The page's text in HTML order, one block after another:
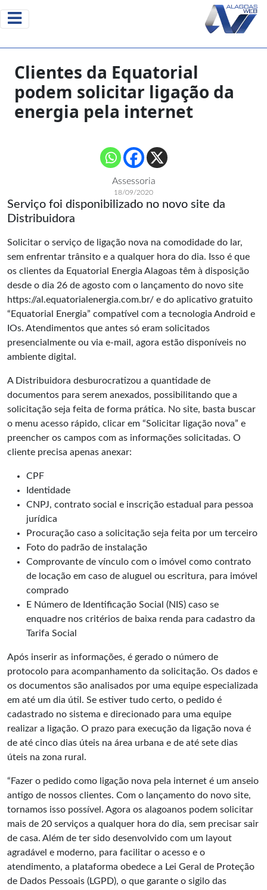
Clientes da Equatorial
podem solicitar ligação da
energia pela internet
Assessoria
18/09/2020
Serviço foi disponibilizado no novo site da
Distribuidora
Solicitar o serviço de ligação nova na comodidade do lar,
sem enfrentar trânsito e a qualquer hora do dia. Isso é que
os clientes da Equatorial Energia Alagoas têm à disposição
desde o dia 26 de agosto com o lançamento do novo site
https://al.equatorialenergia.com.br/ e do aplicativo gratuito
“Equatorial Energia” compatível com a tecnologia Android e
IOs. Atendimentos que antes só eram solicitados
presencialmente ou via e-mail, agora estão disponíveis no
ambiente digital.
A Distribuidora desburocratizou a quantidade de
documentos para serem anexados, possibilitando que a
solicitação seja feita de forma prática. No site, basta buscar
o menu acesso rápido, clicar em “Solicitar ligação nova” e
preencher os campos com as informações solicitadas. O
cliente precisa apenas anexar:
CPF
Identidade
CNPJ, contrato social e inscrição estadual para pessoa
jurídica
Procuração caso a solicitação seja feita por um terceiro
Foto do padrão de instalação
Comprovante de vínculo com o imóvel como contrato
de locação em caso de aluguel ou escritura, para imóvel
comprado
E Número de Identificação Social (NIS) caso se
enquadre nos critérios de baixa renda para cadastro da
Tarifa Social
Após inserir as informações, é gerado o número de
protocolo para acompanhamento da solicitação. Os dados e
os documentos são analisados por uma equipe especializada
em até um dia útil. Se estiver tudo certo, o pedido é
cadastrado no sistema e direcionado para uma equipe
realizar a ligação. O prazo para execução da ligação nova é
de até cinco dias úteis na área urbana e de até sete dias
úteis na zona rural.
“Fazer o pedido como ligação nova pela internet é um anseio
antigo de nossos clientes. Com o lançamento do novo site,
tornamos isso possível. Agora os alagoanos podem solicitar
mais de 20 serviços a qualquer hora do dia, sem precisar sair
de casa. Além de ter sido desenvolvido com um layout
agradável e moderno, para facilitar o acesso e o
atendimento, a plataforma obedece a Lei Geral de Proteção
de Dados Pessoais (LGPD), o que garante o sigilo das